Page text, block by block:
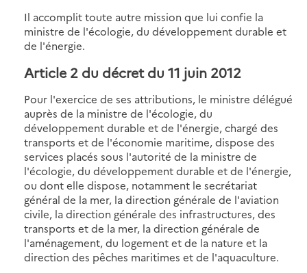
Il accomplit toute autre mission que lui confie la
ministre de l'écologie, du développement durable et
de l'énergie.
Article 2 du décret du 11 juin 2012
Pour l'exercice de ses attributions, le ministre délégué
auprès de la ministre de l'écologie, du
développement durable et de l'énergie, chargé des
transports et de l'économie maritime, dispose des
services placés sous l'autorité de la ministre de
l'écologie, du développement durable et de l'énergie,
ou dont elle dispose, notamment le secrétariat
général de la mer, la direction générale de l'aviation
civile, la direction générale des infrastructures, des
transports et de la mer, la direction générale de
l'aménagement, du logement et de la nature et la
direction des pêches maritimes et de l'aquaculture.